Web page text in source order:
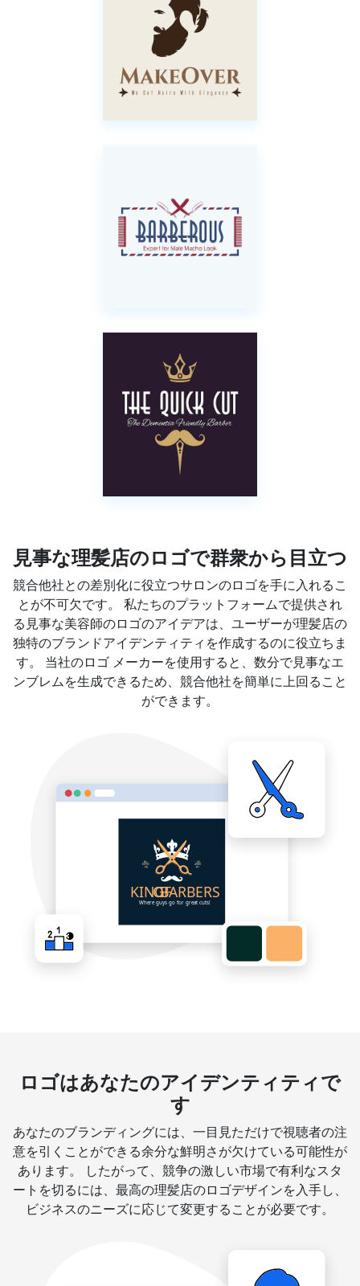
見事な理髪店のロゴで群衆から目立つ
競合他社との差別化に役立つサロンのロゴを手に入れるこ
とが不可欠です。 私たちのプラットフォームで提供され
る見事な美容師のロゴのアイデアは、ユーザーが理髪店の
独特のブランドアイデンティティを作成するのに役立ちま
す。 当社のロゴ メーカーを使用すると、数分で見事なエ
ンブレムを生成できるため、競合他社を簡単に上回ること
ができます。
ロゴはあなたのアイデンティティで
す
あなたのブランディングには、一目見ただけで視聴者の注
意を引くことができる余分な鮮明さが欠けている可能性が
あります。 したがって、競争の激しい市場で有利なスタ
ートを切るには、最高の理髪店のロゴデザインを入手し、
ビジネスのニーズに応じて変更することが必要です。